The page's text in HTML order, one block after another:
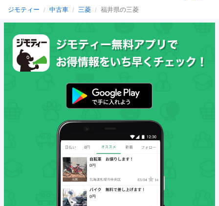
ジモティー 中古車 三菱 福井県の三菱